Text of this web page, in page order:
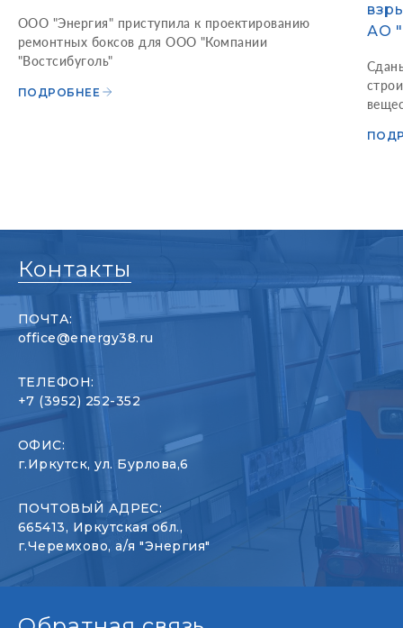
ООО "Энергия" приступила к проектированию
ремонтных боксов для ООО "Компании
"Востсибуголь"
ПОДРОБНЕЕ
АО
Контакты
ПОЧТА:
office@energy38.ru
ТЕЛЕФОН:
+7 (3952) 252-352
ОФИС:
г.Иркутск, ул. Бурлова,6
ПОЧТОВЫЙ АДРЕС:
665413, Иркутская обл.,
г.Черемхово, а/я "Энергия"